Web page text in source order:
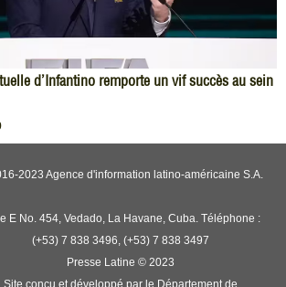
d’Infantino remporte un vif succès au sein
2023 Agence d'information latino-américaine S.A.
E No. 454, Vedado, La Havane, Cuba. Téléphone :
(+53) 7 838 3496, (+53) 7 838 3497
Presse Latine © 2023
Site conçu et développé par le Département de